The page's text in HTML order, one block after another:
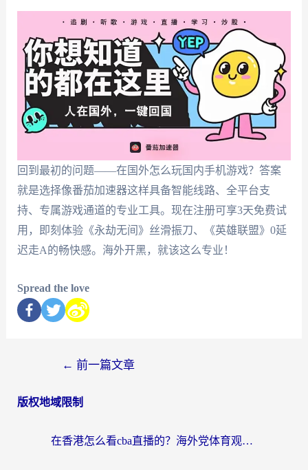
回到最初的问题——在国外怎么玩国内手机游戏？答案
就是选择像番茄加速器这样具备智能线路、全平台支
持、专属游戏通道的专业工具。现在注册可享3天免费试
用，即刻体验《永劫无间》丝滑振刀、《英雄联盟》0延
迟走A的畅快感。海外开黑，就该这么专业！
Spread the love
← 前一篇文章
版权地域限制
在香港怎么看cba直播的？海外党体育观赛终极指南：告别版权限制，畅享中文解说